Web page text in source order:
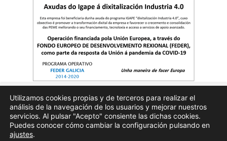
Quienes somos Publicidad Aviso Legal Politicas de privacidad
Utilizamos cookies propias y de terceros para realizar el
análisis de la navegación de los usuarios y mejorar nuestros
servicios. Al pulsar "Acepto" consiente las dichas cookies.
Puedes conocer cómo cambiar la configuración pulsando en
ajustes.